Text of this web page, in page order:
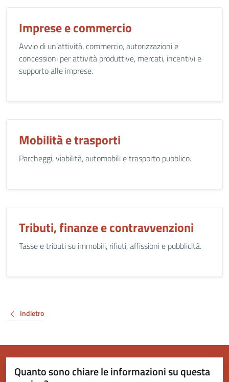
Imprese e commercio
Avvio di un’attività, commercio, autorizzazioni e
concessioni per attività produttive, mercati, incentivi e
supporto alle imprese.
Mobilità e trasporti
Parcheggi, viabilità, automobili e trasporto pubblico.
Tributi, finanze e contravvenzioni
Tasse e tributi su immobili, rifiuti, affissioni e pubblicità.
Indietro
Quanto sono chiare le informazioni su questa